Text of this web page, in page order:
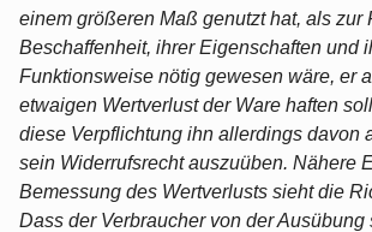
einem größeren Maß genutzt hat, als zur
Beschaffenheit, ihrer Eigenschaften und
Funktionsweise nötig gewesen wäre, er
etwaigen Wertverlust der Ware haften
diese Verpflichtung ihn allerdings davon
sein Widerrufsrecht auszuüben. Nähere
Bemessung des Wertverlusts sieht die
Dass der Verbraucher von der Ausübung